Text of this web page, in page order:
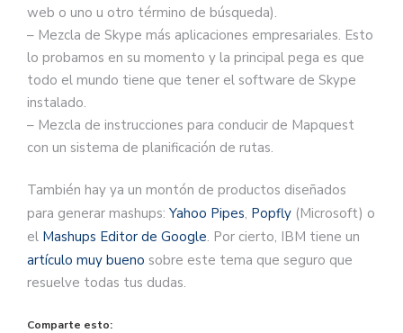
web o uno u otro término de búsqueda).
– Mezcla de Skype más aplicaciones empresariales. Esto
lo probamos en su momento y la principal pega es que
todo el mundo tiene que tener el software de Skype
instalado.
– Mezcla de instrucciones para conducir de Mapquest
con un sistema de planificación de rutas.
También hay ya un montón de productos diseñados
para generar mashups: Yahoo Pipes, Popfly (Microsoft) o
el Mashups Editor de Google. Por cierto, IBM tiene un
artículo muy bueno sobre este tema que seguro que
resuelve todas tus dudas.
Comparte esto: